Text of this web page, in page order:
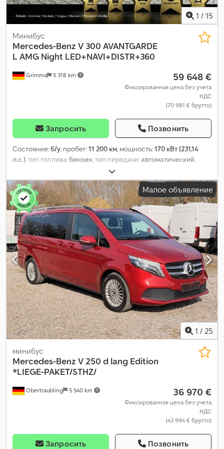
1 / 15
Grimma 5 318 km
Минибус
Mercedes-Benz V 300 AVANTGARDE
L AMG Night LED+NAVI+DISTR+360
59 648 €
Фиксированная цена без учета
НДС
(70 981 € брутто)
Запросить Позвонить
Состояние:б/у, пробег:11 200 км, мощность:170 кВт (231,14
л.с.), тип топлива:бензин, тип передачи:автоматический,
, первая регистрация:
класс выбросов:Евро 6, цвет:серый, кабина водителя:
другое, количество мест:7, Год выпуска: 2025, топливо:супер
95, Оборудование:ABS, бортовой компьютер, гарантия на
подержанные транспортные средства, гидроусилитель
руля, кондиционер, круиз-контроль, навигационная
система, парктроники, подогрев сиденья, подушка
безопасности, раздвижная дверь, система иммобилайзера,
система контроля тяги, центральный замок, электронная
программа стабилизации (ESP),
Малое объявление
1 / 25
Obertraubling 5 540 km
минибус
Mercedes-Benz V 250 d lang Edition
*LIEGE-PAKET/STHZ/
36 970 €
Фиксированная цена без учета
НДС
(43 994 € брутто)
Запросить Позвонить